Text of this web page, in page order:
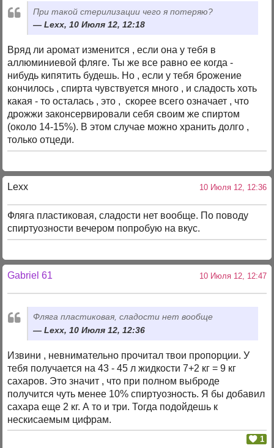
При такой стерилизации чего я потеряю?
Lexx, 10 Июля 12, 12:18
Вряд ли аромат изменится , если она у тебя в
аллюминиевой фляге. Ты же все равно ее когда -
нибудь кипятить будешь. Но , если у тебя брожение
кончилось , спирта чувствуется много , и сладость хоть
какая - то осталась , это , скорее всего означает , что
дрожжи законсервировали себя своим же спиртом
(около 14-15%). В этом случае можно хранить долго ,
только отцеди.
Lexx 10 Июля 12, 12:36
Фляга пластиковая, сладости нет вообще. По поводу
спиртуозности вечером попробую на вкус.
Gabriel 61 10 Июля 12, 12:47
Фляга пластиковая, сладости нет вообще
Lexx, 10 Июля 12, 12:36
Извини , невнимательно прочитал твои пропорции. У
тебя получается на 43 - 45 л жидкости 7+2 кг = 9 кг
сахаров. Это значит , что при полном выброде
получится чуть менее 10% спиртуозность. Я бы добавил
сахара еще 2 кг. А то и три. Тогда подойдешь к
нескисаемым цифрам.
1